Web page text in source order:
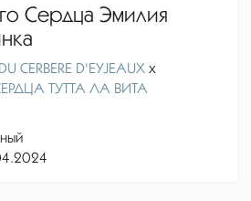
Сердца Эмилия
CERBERE D'EYJEAUX x
ТУТТА ЛА ВИТА